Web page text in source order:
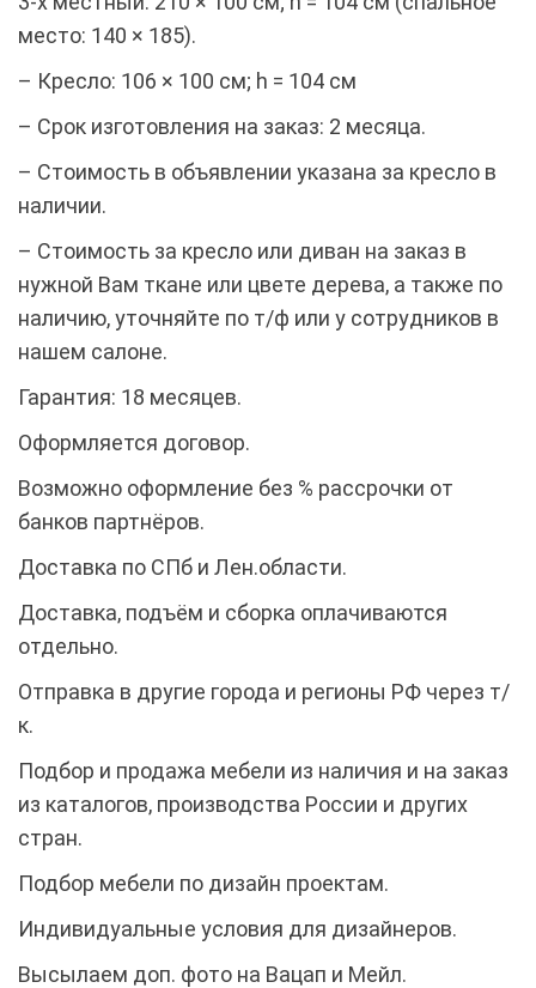
место: 140 × 185).
– Кресло: 106 × 100 см; h = 104 см
– Срок изготовления на заказ: 2 месяца.
– Стоимость в объявлении указана за кресло в
наличии.
– Стоимость за кресло или диван на заказ в
нужной Вам ткане или цвете дерева, а также по
наличию, уточняйте по т/ф или у сотрудников в
нашем салоне.
Гарантия: 18 месяцев.
Оформляется договор.
Возможно оформление без % рассрочки от
банков партнёров.
Доставка по СПб и Лен.области.
Доставка, подъём и сборка оплачиваются
отдельно.
Отправка в другие города и регионы РФ через т/
к.
Подбор и продажа мебели из наличия и на заказ
из каталогов, производства России и других
стран.
Подбор мебели по дизайн проектам.
Индивидуальные условия для дизайнеров.
Высылаем доп. фото на Вацап и Мейл.